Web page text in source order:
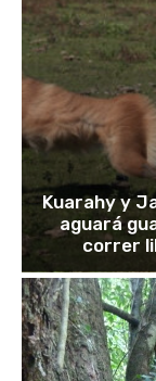
Kuarahy y
aguará
correr